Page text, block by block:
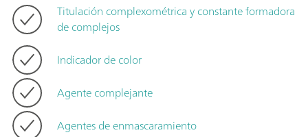
Titulación complexométrica y constante formadora
de complejos
Indicador de color
Agente complejante
Agentes de enmascaramiento